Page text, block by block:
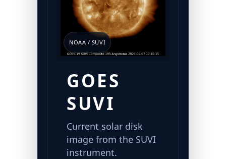
NOAA / SUVI
GOES
SUVI
Current solar disk
image from the SUVI
instrument.